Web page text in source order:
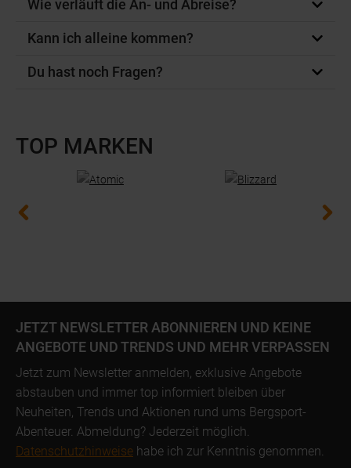
Wie verläuft die An- und Abreise?
Kann ich alleine kommen?
Du hast noch Fragen?
TOP MARKEN
JETZT NEWSLETTER ABONNIEREN UND KEINE
ANGEBOTE UND TRENDS UND MEHR VERPASSEN
Jetzt zum Newsletter anmelden, exklusive Angebote
abstauben und immer top informiert bleiben über
Neuheiten, Trends und Aktionen rund ums Bergsport-
Abenteuer. Abmeldung? Jederzeit möglich.
Datenschutzhinweise habe ich zur Kenntnis genommen.